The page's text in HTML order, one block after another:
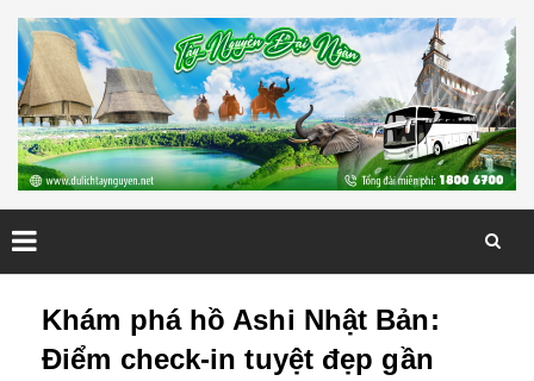
Khám phá hồ Ashi Nhật Bản:
Điểm check-in tuyệt đẹp gần